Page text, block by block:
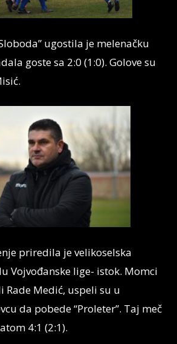
ugostila je melenačku
goste sa 2:0 (1:0). Golove su
priredila je velikoselska
Vojvođanske lige- istok. Momci
Rade Medić, uspeli su u
da pobede “Proleter”. Taj meč
4:1 (2:1).